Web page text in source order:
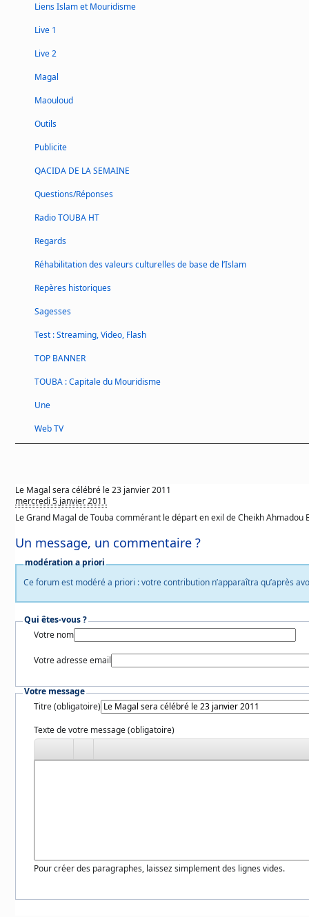
Liens Islam et Mouridisme
Live 1
Live 2
Magal
Maouloud
Outils
Publicite
QACIDA DE LA SEMAINE
Questions/Réponses
Radio TOUBA HT
Regards
Réhabilitation des valeurs culturelles de base de l’Islam
Repères historiques
Sagesses
Test : Streaming, Video, Flash
TOP BANNER
TOUBA : Capitale du Mouridisme
Une
Web TV
Le Magal sera célébré le 23 janvier 2011
mercredi 5 janvier 2011
Le Grand Magal de Touba commérant le départ en exil de Cheikh
Un message, un commentaire ?
modération a priori
Ce forum est modéré a priori : votre contribution n’apparaîtra qu’après
Qui êtes-vous ?
Votre nom
Votre adresse email
Votre message
Titre (obligatoire)
Texte de votre message (obligatoire)
Pour créer des paragraphes, laissez simplement des lignes vides.